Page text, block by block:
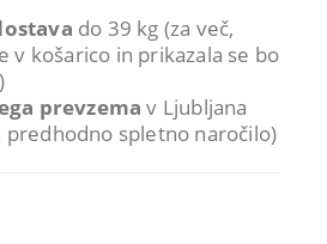
do 39 kg (za več,
v košarico in prikazala se bo
prevzema v Ljubljana
predhodno spletno naročilo)